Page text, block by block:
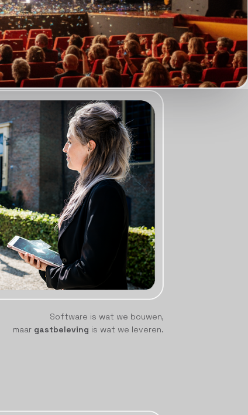
Software is wat we bouwen,
maar gastbeleving is wat we leveren.